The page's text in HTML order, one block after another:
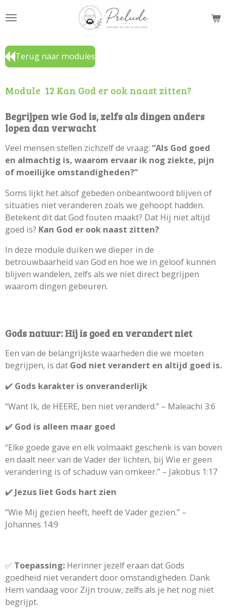
direct
de
hoofdinhoud
Terug naar modules
Module 12 Kan God er ook naast zitten?
Begrijpen wie God is, zelfs als dingen anders
lopen dan verwacht
Veel mensen stellen zichzelf de vraag: “Als God goed
en almachtig is, waarom ervaar ik nog ziekte, pijn
of moeilijke omstandigheden?”
Soms lijkt het alsof gebeden onbeantwoord blijven of
situaties niet veranderen zoals we gehoopt hadden.
Betekent dit dat God fouten maakt? Dat Hij niet altijd
goed is? Kan God er ook naast zitten?
In deze module duiken we dieper in de
betrouwbaarheid van God en hoe we in geloof kunnen
blijven wandelen, zelfs als we niet direct begrijpen
waarom dingen gebeuren.
Gods natuur: Hij is goed en verandert niet
Een van de belangrijkste waarheden die we moeten
begrijpen, is dat God niet verandert en altijd goed is.
✔️ Gods karakter is onveranderlijk
“Want Ik, de HEERE, ben niet veranderd.” – Maleachi 3:6
✔️ God is alleen maar goed
“Elke goede gave en elk volmaakt geschenk is van boven
en daalt neer van de Vader der lichten, bij Wie er geen
verandering is of schaduw van omkeer.” – Jakobus 1:17
✔️ Jezus liet Gods hart zien
“Wie Mij gezien heeft, heeft de Vader gezien.” –
Johannes 14:9
✅ Toepassing: Herinner jezelf eraan dat Gods
goedheid niet verandert door omstandigheden. Dank
Hem vandaag voor Zijn trouw, zelfs als je het nog niet
begrijpt.